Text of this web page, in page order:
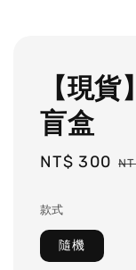
【現
盲盒
Sale
NT$ 300
款式
隨機